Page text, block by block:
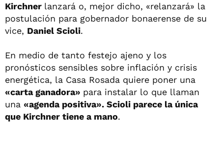
Kirchner lanzará o, mejor dicho, «relanzará» la
postulación para gobernador bonaerense de su
vice, Daniel Scioli.
En medio de tanto festejo ajeno y los
pronósticos sensibles sobre inflación y crisis
energética, la Casa Rosada quiere poner una
«carta ganadora» para instalar lo que llaman
una «agenda positiva». Scioli parece la única
que Kirchner tiene a mano.